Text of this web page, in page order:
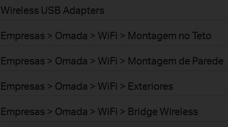
Wireless USB Adapters
Empresas > Omada > WiFi > Montagem no Teto
Empresas > Omada > WiFi > Montagem de Parede
Empresas > Omada > WiFi > Exteriores
Empresas > Omada > WiFi > Bridge Wireless